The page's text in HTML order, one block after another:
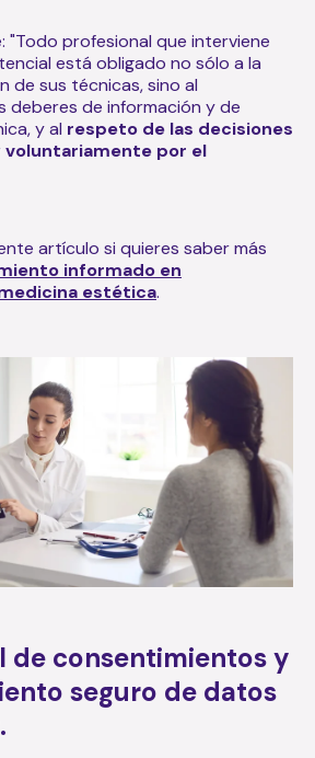
"Todo profesional que interviene
está obligado no sólo a la
de sus técnicas, sino al
deberes de información y de
y al respeto de las decisiones
por el
artículo si quieres saber más
informado en
estética.
de consentimientos y
seguro de datos